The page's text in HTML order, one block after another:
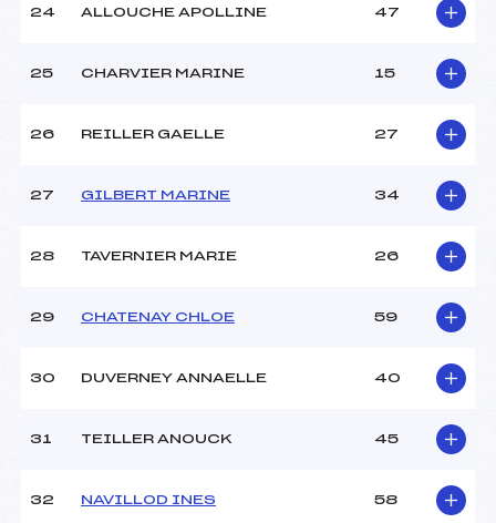
24 ALLOUCHE APOLLINE 47
25 CHARVIER MARINE 15
26 REILLER GAELLE 27
27 GILBERT MARINE 34
28 TAVERNIER MARIE 26
29 CHATENAY CHLOE 59
30 DUVERNEY ANNAELLE 40
31 TEILLER ANOUCK 45
32 NAVILLOD INES 58